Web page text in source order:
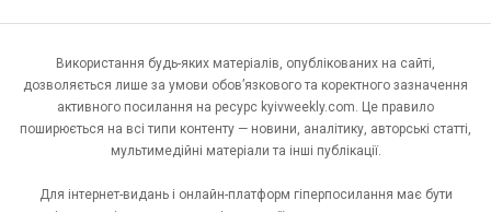
Використання будь-яких матеріалів, опублікованих на сайті,
дозволяється лише за умови обов’язкового та коректного зазначення
активного посилання на ресурс kyivweekly.com. Це правило
поширюється на всі типи контенту — новини, аналітику, авторські статті,
мультимедійні матеріали та інші публікації.
Для інтернет-видань і онлайн-платформ гіперпосилання має бути